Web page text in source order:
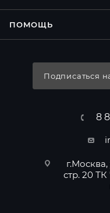
ПОМОЩЬ
Подписаться
8
стр. 20